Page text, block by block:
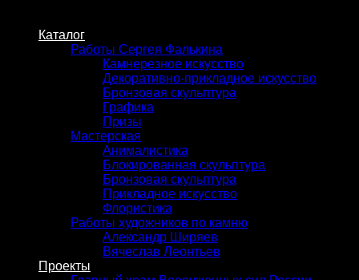
Каталог
Работы Сергея Фалькина
Камнерезное искусство
Декоративно-прикладное искусство
Бронзовая скульптура
Графика
Призы
Мастерская
Анималистика
Блокированная скульптура
Бронзовая скульптура
Прикладное искусство
Флористика
Работы художников по камню
Александр Ширяев
Вячеслав Леонтьев
Проекты